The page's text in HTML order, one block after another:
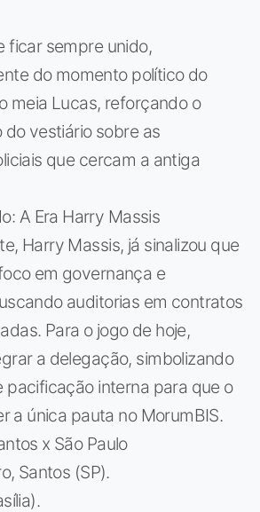
ficar sempre unido,
do momento político do
meia Lucas, reforçando o
vestiário sobre as
que cercam a antiga
A Era Harry Massis
Harry Massis, já sinalizou que
em governança e
auditorias em contratos
Para o jogo de hoje,
a delegação, simbolizando
pacificação interna para que o
a única pauta no MorumBIS.
x São Paulo
Santos (SP).